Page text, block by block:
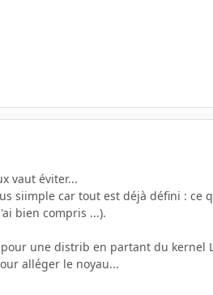
vaut éviter...
siimple car tout est déjà défini : ce
bien compris ...).
une distrib en partant du kernel
alléger le noyau...